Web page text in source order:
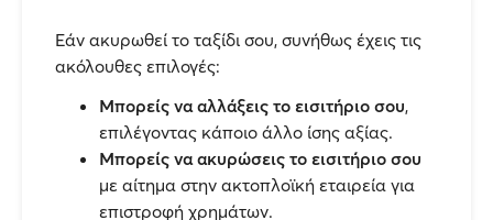
Εάν ακυρωθεί το ταξίδι σου, συνήθως έχεις τις
ακόλουθες επιλογές:
Μπορείς να αλλάξεις το εισιτήριο σου,
επιλέγοντας κάποιο άλλο ίσης αξίας.
Μπορείς να ακυρώσεις το εισιτήριο σου
με αίτημα στην ακτοπλοϊκή εταιρεία για
επιστροφή χρημάτων.